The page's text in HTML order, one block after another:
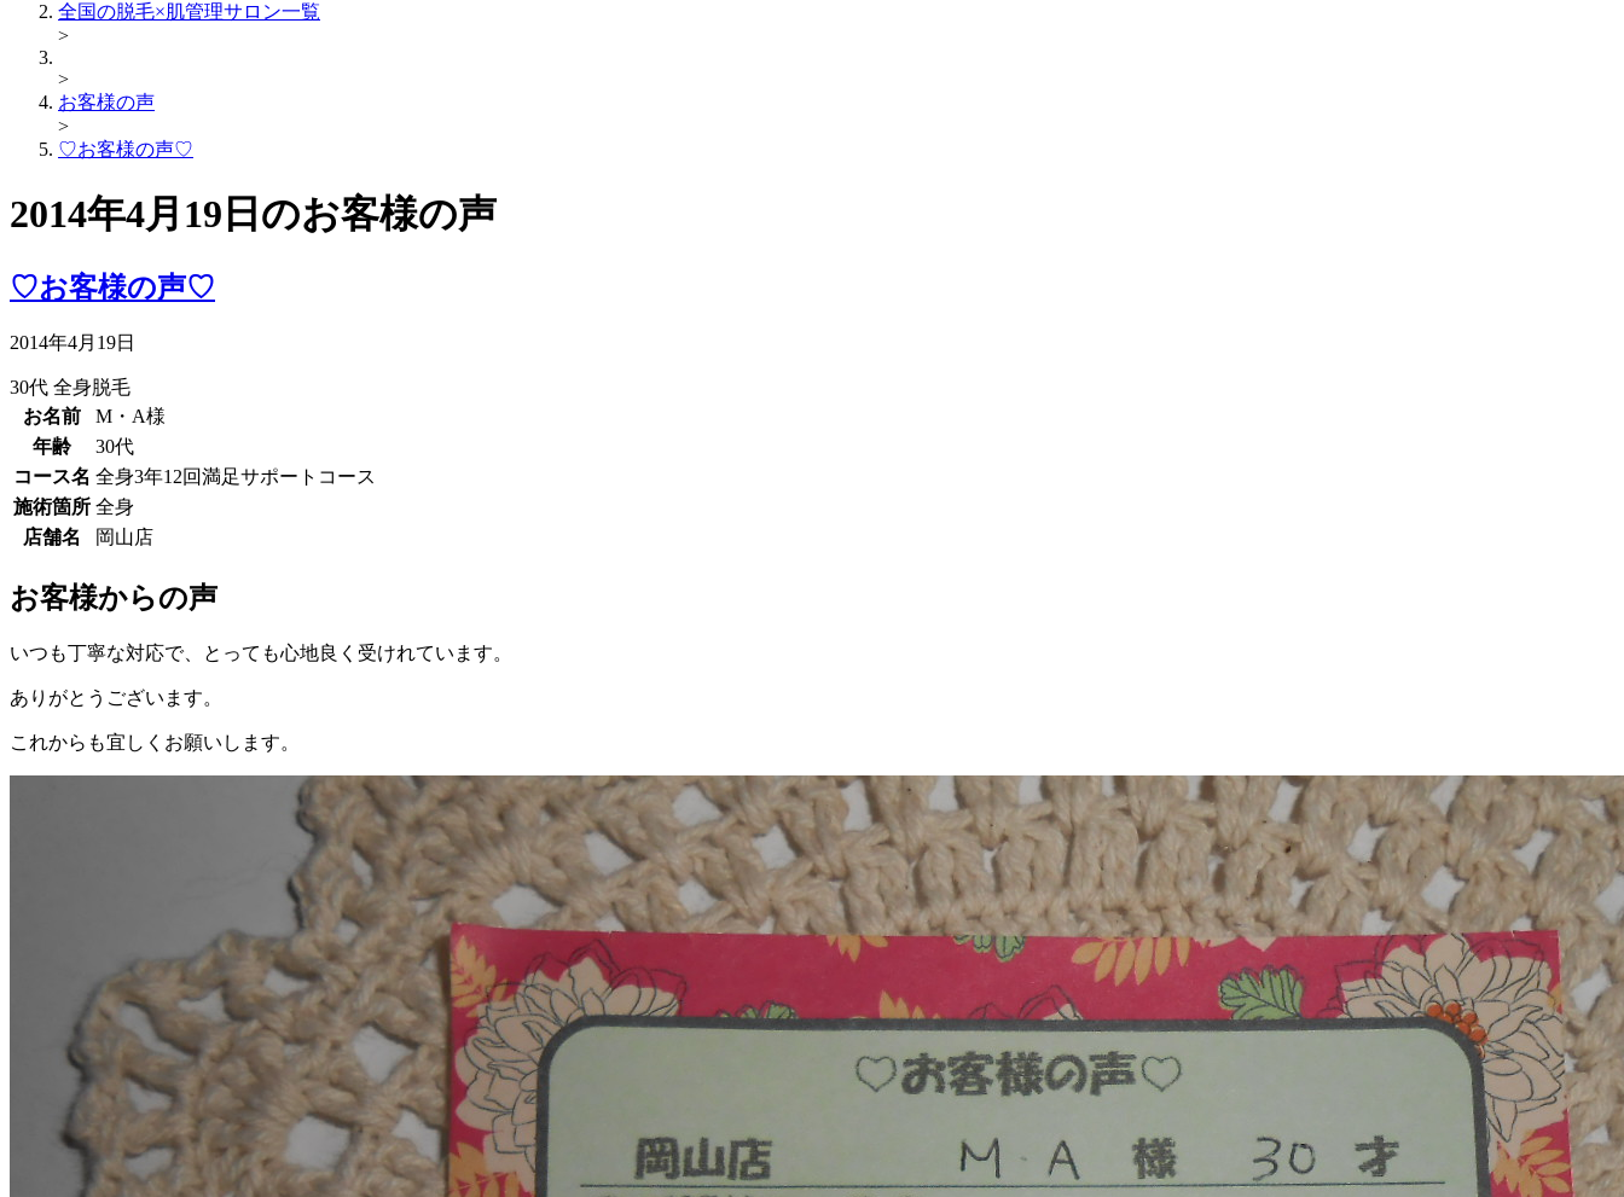
全国の脱毛×肌管理サロン一覧
>
>
お客様の声
>
♡お客様の声♡
2014年4月19日のお客様の声
♡お客様の声♡
2014年4月19日
30代 全身脱毛
お名前
M・A様
年齢
30代
コース名 全身3年12回満足サポートコース
施術箇所 全身
店舗名
岡山店
お客様からの声
いつも丁寧な対応で、とっても心地良く受けれています。
ありがとうございます。
これからも宜しくお願いします。